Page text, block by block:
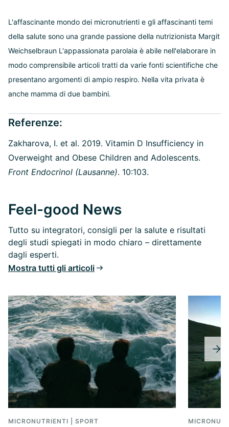
L'affascinante mondo dei micronutrienti e gli affascinanti temi
della salute sono una grande passione della nutrizionista Margit
Weichselbraun L'appassionata parolaia è abile nell'elaborare in
modo comprensibile articoli tratti da varie fonti scientifiche che
presentano argomenti di ampio respiro. Nella vita privata è
anche mamma di due bambini.
Referenze:
Zakharova, I. et al. 2019. Vitamin D Insufficiency in
Overweight and Obese Children and Adolescents.
Front Endocrinol (Lausanne). 10:103.
Feel-good News
Tutto su integratori, consigli per la salute e risultati
degli studi spiegati in modo chiaro – direttamente
dagli esperti.
Mostra tutti gli articoli
MICRONUTRIENTI | SPORT